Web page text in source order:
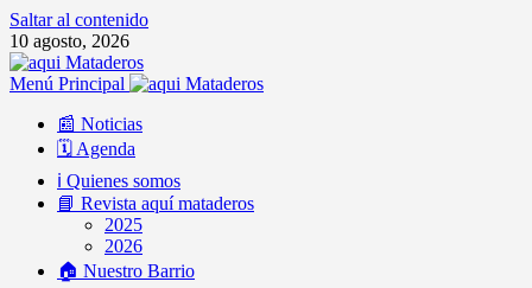
Saltar al contenido
10 agosto, 2026
Menú Principal
📰 Noticias
🗓️ Agenda
ℹ️ Quienes somos
📘 Revista aquí mataderos
2025
2026
🏠 Nuestro Barrio